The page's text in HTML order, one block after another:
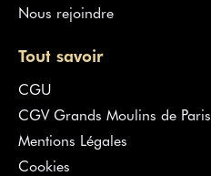
Nous rejoindre
Tout savoir
CGU
CGV Grands Moulins de Paris
Mentions Légales
Cookies